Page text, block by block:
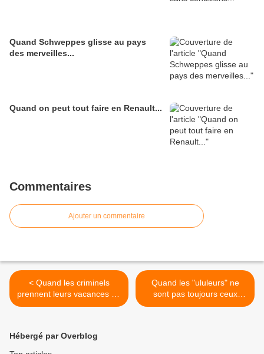
Quand Schweppes glisse au pays
des merveilles...
Quand on peut tout faire en Renault...
Commentaires
Ajouter un commentaire
< Quand les criminels
prennent leurs vacances en
France...
Quand les "ululeurs" ne
sont pas toujours ceux
qu'on croit... >
Hébergé par Overblog